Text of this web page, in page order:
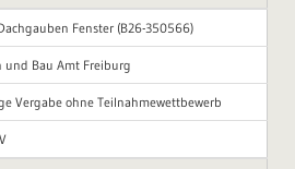
Fenster (B26-350566)
und Bau Amt Freiburg
Vergabe ohne Teilnahmewettbewerb